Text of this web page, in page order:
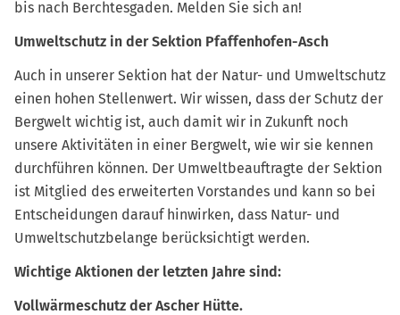
bis nach Berchtesgaden. Melden Sie sich an!
Umweltschutz in der Sektion Pfaffenhofen-Asch
Auch in unserer Sektion hat der Natur- und Umweltschutz
einen hohen Stellenwert. Wir wissen, dass der Schutz der
Bergwelt wichtig ist, auch damit wir in Zukunft noch
unsere Aktivitäten in einer Bergwelt, wie wir sie kennen
durchführen können. Der Umweltbeauftragte der Sektion
ist Mitglied des erweiterten Vorstandes und kann so bei
Entscheidungen darauf hinwirken, dass Natur- und
Umweltschutzbelange berücksichtigt werden.
Wichtige Aktionen der letzten Jahre sind:
Vollwärmeschutz der Ascher Hütte.